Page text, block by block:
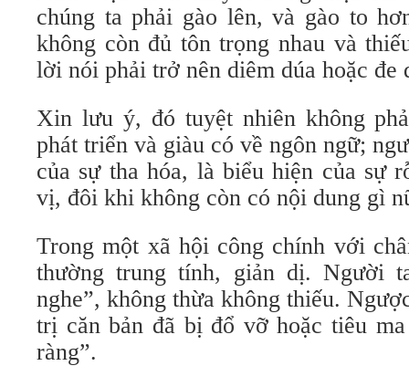
chúng ta phải gào lên, và gào to
không còn đủ tôn trọng nhau và
lời nói phải trở nên diêm dúa hoặc
Xin lưu ý, đó tuyệt nhiên không
phát triển và giàu có về ngôn ngữ;
của sự tha hóa, là biểu hiện của sự
vị, đôi khi không còn có nội dung gì
Trong một xã hội công chính với
thường trung tính, giản dị. Người
nghe”, không thừa không thiếu.
trị căn bản đã bị đổ vỡ hoặc tiêu
ràng”.